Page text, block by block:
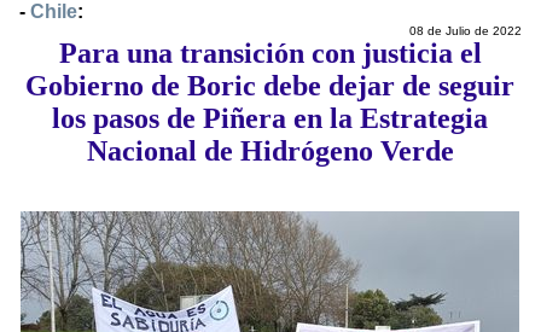
- Chile:
08 de Julio de 2022
Para una transición con justicia el
Gobierno de Boric debe dejar de seguir
los pasos de Piñera en la Estrategia
Nacional de Hidrógeno Verde